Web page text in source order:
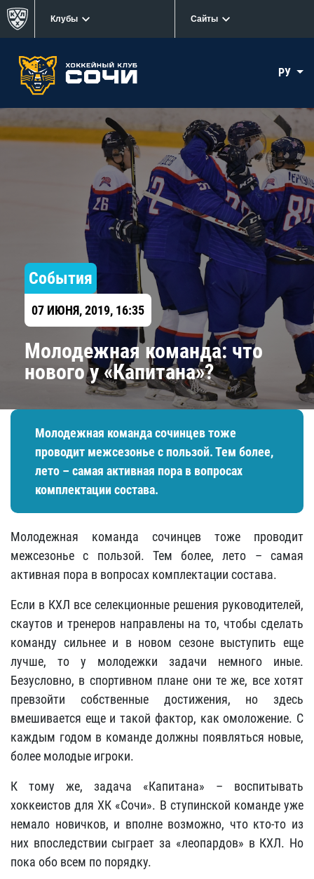
Клубы Сайты
РУ
События
07 ИЮНЯ, 2019, 16:35
Молодежная команда: что
нового у «Капитана»?
Молодежная команда сочинцев тоже
проводит межсезонье с пользой. Тем более,
лето – самая активная пора в вопросах
комплектации состава.
Молодежная команда сочинцев тоже проводит
межсезонье с пользой. Тем более, лето – самая
активная пора в вопросах комплектации состава.
Если в КХЛ все селекционные решения руководителей,
скаутов и тренеров направлены на то, чтобы сделать
команду сильнее и в новом сезоне выступить еще
лучше, то у молодежки задачи немного иные.
Безусловно, в спортивном плане они те же, все хотят
превзойти собственные достижения, но здесь
вмешивается еще и такой фактор, как омоложение. С
каждым годом в команде должны появляться новые,
более молодые игроки.
К тому же, задача «Капитана» – воспитывать
хоккеистов для ХК «Сочи». В ступинской команде уже
немало новичков, и вполне возможно, что кто-то из
них впоследствии сыграет за «леопардов» в КХЛ. Но
пока обо всем по порядку.